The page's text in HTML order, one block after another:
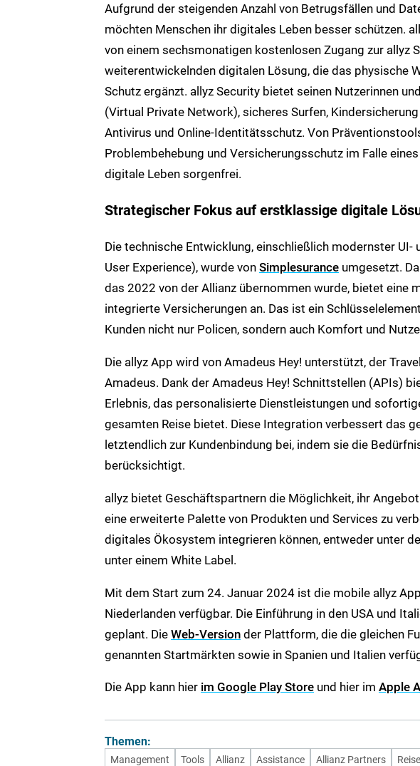
Aufgrund der steigenden Anzahl von Betrugsfällen und
möchten Menschen ihr digitales Leben besser schützen.
von einem sechsmonatigen kostenlosen Zugang zur allyz
weiterentwickelnden digitalen Lösung, die das physische
Schutz ergänzt. allyz Security bietet seinen Nutzerinnen
(Virtual Private Network), sicheres Surfen,
Antivirus und Online-Identitätsschutz. Von
Problembehebung und Versicherungsschutz im Falle
digitale Leben sorgenfrei.
Strategischer Fokus auf erstklassige digitale
Die technische Entwicklung, einschließlich modernster UI-
User Experience), wurde von Simplesurance umgesetzt.
das 2022 von der Allianz übernommen wurde, bietet eine
integrierte Versicherungen an. Das ist ein
Kunden nicht nur Policen, sondern auch Komfort und
Die allyz App wird von Amadeus Hey! unterstützt, der
Amadeus. Dank der Amadeus Hey! Schnittstellen (APIs)
Erlebnis, das personalisierte Dienstleistungen und
gesamten Reise bietet. Diese Integration verbessert das
letztendlich zur Kundenbindung bei, indem sie die
berücksichtigt.
allyz bietet Geschäftspartnern die Möglichkeit, ihr
eine erweiterte Palette von Produkten und Services zu
digitales Ökosystem integrieren können, entweder unter
unter einem White Label.
Mit dem Start zum 24. Januar 2024 ist die mobile allyz
Niederlanden verfügbar. Die Einführung in den USA und
geplant. Die Web-Version der Plattform, die die gleichen
genannten Startmärkten sowie in Spanien und Italien
Die App kann hier im Google Play Store und hier im Apple
Themen:
Management Tools Allianz Assistance Allianz Partners